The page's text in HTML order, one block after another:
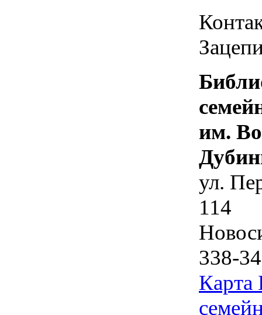
им.
ул.
114
338-
Карта